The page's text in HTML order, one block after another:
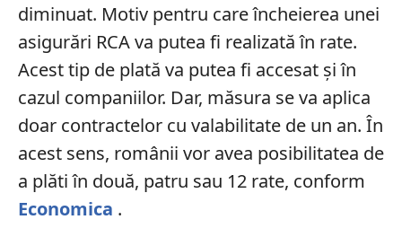
diminuat. Motiv pentru care încheierea unei
asigurări RCA va putea fi realizată în rate.
Acest tip de plată va putea fi accesat și în
cazul companiilor. Dar, măsura se va aplica
doar contractelor cu valabilitate de un an. În
acest sens, românii vor avea posibilitatea de
a plăti în două, patru sau 12 rate, conform
Economica .